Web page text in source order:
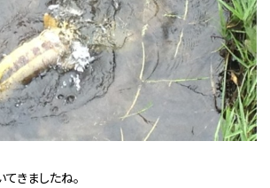
きましたね。